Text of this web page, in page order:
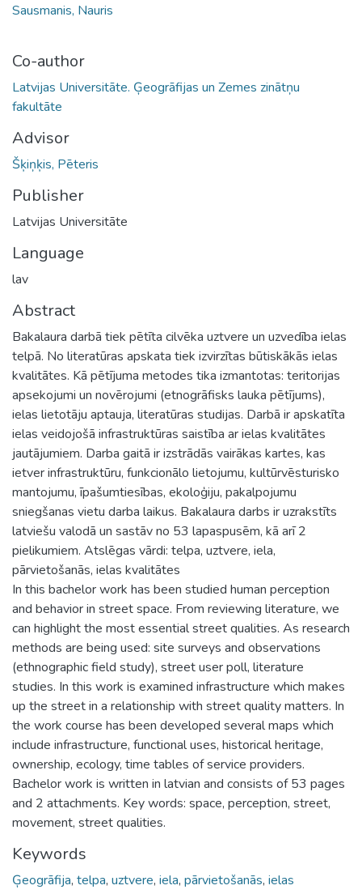
Sausmanis, Nauris
Co-author
Latvijas Universitāte. Ģeogrāfijas un Zemes zinātņu
fakultāte
Advisor
Šķiņķis, Pēteris
Publisher
Latvijas Universitāte
Language
lav
Abstract
Bakalaura darbā tiek pētīta cilvēka uztvere un uzvedība ielas
telpā. No literatūras apskata tiek izvirzītas būtiskākās ielas
kvalitātes. Kā pētījuma metodes tika izmantotas: teritorijas
apsekojumi un novērojumi (etnogrāfisks lauka pētījums),
ielas lietotāju aptauja, literatūras studijas. Darbā ir apskatīta
ielas veidojošā infrastruktūras saistība ar ielas kvalitātes
jautājumiem. Darba gaitā ir izstrādās vairākas kartes, kas
ietver infrastruktūru, funkcionālo lietojumu, kultūrvēsturisko
mantojumu, īpašumtiesības, ekoloģiju, pakalpojumu
sniegšanas vietu darba laikus. Bakalaura darbs ir uzrakstīts
latviešu valodā un sastāv no 53 lapaspusēm, kā arī 2
pielikumiem. Atslēgas vārdi: telpa, uztvere, iela,
pārvietošanās, ielas kvalitātes
In this bachelor work has been studied human perception
and behavior in street space. From reviewing literature, we
can highlight the most essential street qualities. As research
methods are being used: site surveys and observations
(ethnographic field study), street user poll, literature
studies. In this work is examined infrastructure which makes
up the street in a relationship with street quality matters. In
the work course has been developed several maps which
include infrastructure, functional uses, historical heritage,
ownership, ecology, time tables of service providers.
Bachelor work is written in latvian and consists of 53 pages
and 2 attachments. Key words: space, perception, street,
movement, street qualities.
Keywords
Ģeogrāfija, telpa, uztvere, iela, pārvietošanās, ielas